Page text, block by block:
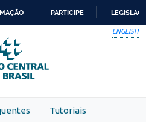
PARA
O
CONTEÚDO
PARTICIPE
ENGLISH
Tutoriais